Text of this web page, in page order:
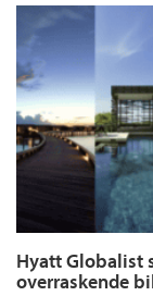
Hyatt Globalist
overraskende